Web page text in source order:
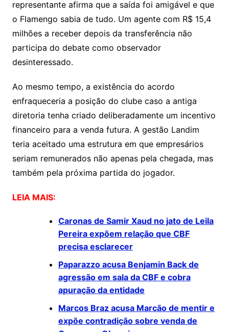
representante afirma que a saída foi amigável e que
o Flamengo sabia de tudo. Um agente com R$ 15,4
milhões a receber depois da transferência não
participa do debate como observador
desinteressado.
Ao mesmo tempo, a existência do acordo
enfraqueceria a posição do clube caso a antiga
diretoria tenha criado deliberadamente um incentivo
financeiro para a venda futura. A gestão Landim
teria aceitado uma estrutura em que empresários
seriam remunerados não apenas pela chegada, mas
também pela próxima partida do jogador.
LEIA MAIS:
Caronas de Samir Xaud no jato de Leila
Pereira expõem relação que CBF
precisa esclarecer
Paparazzo acusa Benjamin Back de
agressão em sala da CBF e cobra
apuração da entidade
Marcos Braz acusa Marcão de mentir e
expõe contradição sobre venda de